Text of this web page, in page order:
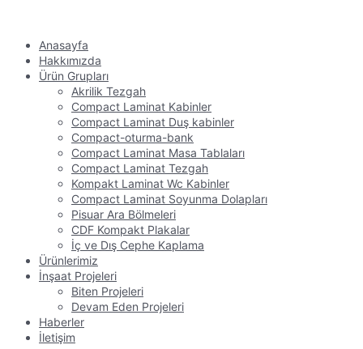
Anasayfa
Hakkımızda
Ürün Grupları
Akrilik Tezgah
Compact Laminat Kabinler
Compact Laminat Duş kabinler
Compact-oturma-bank
Compact Laminat Masa Tablaları
Compact Laminat Tezgah
Kompakt Laminat Wc Kabinler
Compact Laminat Soyunma Dolapları
Pisuar Ara Bölmeleri
CDF Kompakt Plakalar
İç ve Dış Cephe Kaplama
Ürünlerimiz
İnşaat Projeleri
Biten Projeleri
Devam Eden Projeleri
Haberler
İletişim